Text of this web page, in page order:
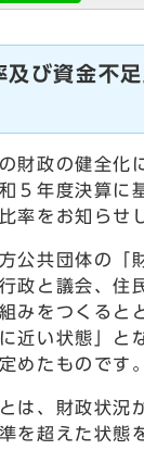
及び資金不
財政の健全化
５年度決算に
率をお知らせ
公共団体の「
政と議会、住
みをつくると
近い状態」と
めたものです。
は、財政状況
を超えた状態